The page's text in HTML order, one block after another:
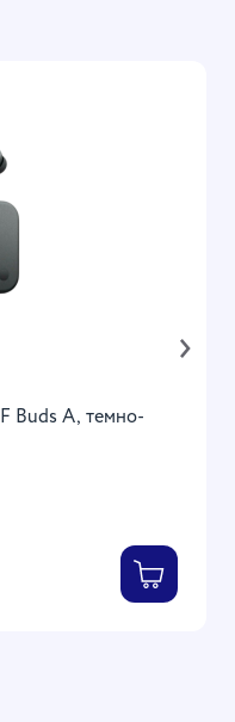
Buds A, темно-
›